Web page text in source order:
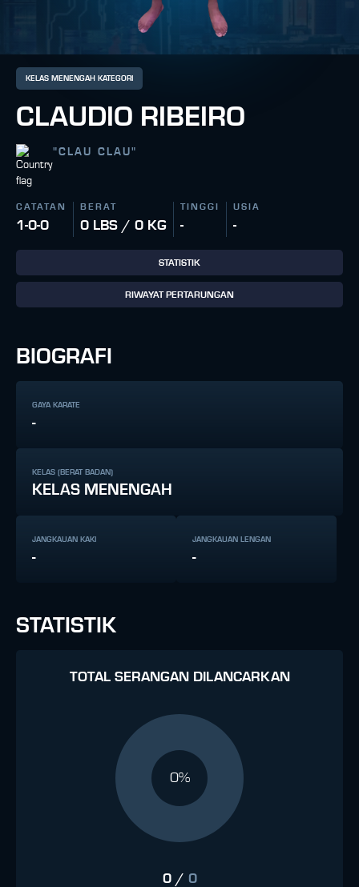
KELAS MENENGAH KATEGORI
CLAUDIO RIBEIRO
"CLAU CLAU"
CATATAN
1-0-0
BERAT
0 LBS / 0 KG
TINGGI
-
USIA
-
STATISTIK
RIWAYAT PERTARUNGAN
BIOGRAFI
GAYA KARATE
-
KELAS (BERAT BADAN)
KELAS MENENGAH
JANGKAUAN KAKI
-
JANGKAUAN LENGAN
-
STATISTIK
TOTAL SERANGAN DILANCARKAN
0%
0/ 0